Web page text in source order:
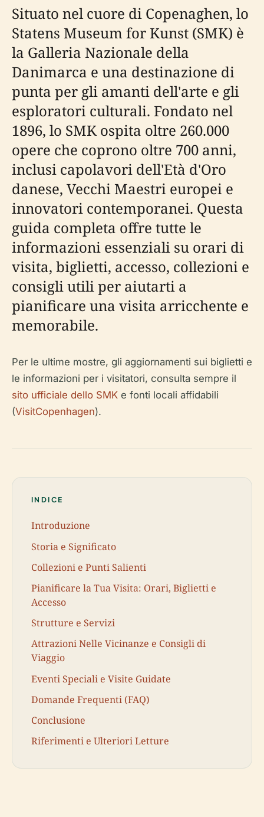
Situato nel cuore di Copenaghen, lo
Statens Museum for Kunst (SMK) è
la Galleria Nazionale della
Danimarca e una destinazione di
punta per gli amanti dell'arte e gli
esploratori culturali. Fondato nel
1896, lo SMK ospita oltre 260.000
opere che coprono oltre 700 anni,
inclusi capolavori dell'Età d'Oro
danese, Vecchi Maestri europei e
innovatori contemporanei. Questa
guida completa offre tutte le
informazioni essenziali su orari di
visita, biglietti, accesso, collezioni e
consigli utili per aiutarti a
pianificare una visita arricchente e
memorabile.
Per le ultime mostre, gli aggiornamenti sui biglietti e
le informazioni per i visitatori, consulta sempre il
sito ufficiale dello SMK e fonti locali affidabili
(VisitCopenhagen).
INDICE
Introduzione
Storia e Significato
Collezioni e Punti Salienti
Pianificare la Tua Visita: Orari, Biglietti e
Accesso
Strutture e Servizi
Attrazioni Nelle Vicinanze e Consigli di
Viaggio
Eventi Speciali e Visite Guidate
Domande Frequenti (FAQ)
Conclusione
Riferimenti e Ulteriori Letture